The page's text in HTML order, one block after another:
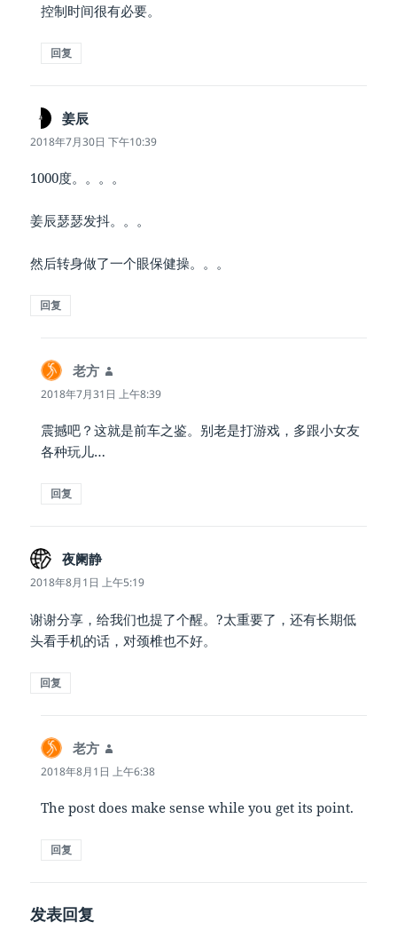
控制时间很有必要。
回复
姜辰
道：
2018年7月30日 下午10:39
1000度。。。。
姜辰瑟瑟发抖。。。
然后转身做了一个眼保健操。。。
回复
老方
道：
2018年7月31日 上午8:39
震撼吧？这就是前车之鉴。别老是打游戏，多跟小女友
各种玩儿…
回复
夜阑静说
道：
2018年8月1日 上午5:19
谢谢分享，给我们也提了个醒。?太重要了，还有长期低
头看手机的话，对颈椎也不好。
回复
老方
道：
2018年8月1日 上午6:38
The post does make sense while you get its point.
回复
发表回复